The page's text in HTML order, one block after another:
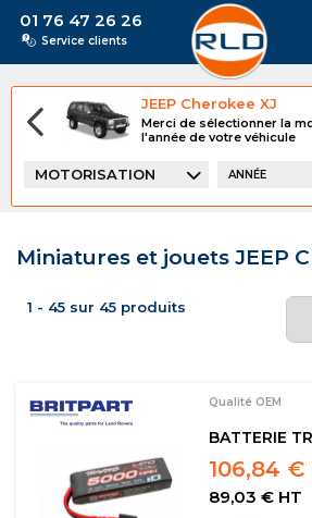
01 76 47 26 26
Service clients
JEEP Cherokee XJ
Merci de sélectionner la
l'année de votre véhicule
MOTORISATION ANNÉE
Miniatures et jouets JEEP
1 - 45 sur 45 produits
Qualité OEM
BATTERIE
106,84 €
89,03 € HT